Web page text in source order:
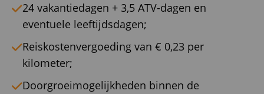
24 vakantiedagen + 3,5 ATV-dagen en
eventuele leeftijdsdagen;
Reiskostenvergoeding van € 0,23 per
kilometer;
Doorgroeimogelijkheden binnen de